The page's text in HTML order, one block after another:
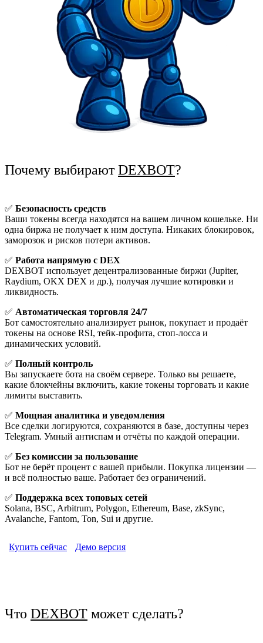
Почему выбираютDEXBOT?
✅ Безопасность средств
Ваши токены всегда находятся на вашем личном кошельке. Ни
одна биржа не получает к ним доступа. Никаких блокировок,
заморозок и рисков потери активов.
✅ Работа напрямую с DEX
DEXBOT использует децентрализованные биржи (Jupiter,
Raydium, OKX DEX и др.), получая лучшие котировки и
ликвидность.
✅ Автоматическая торговля 24/7
Бот самостоятельно анализирует рынок, покупает и продаёт
токены на основе RSI, тейк-профита, стоп-лосса и
динамических условий.
✅ Полный контроль
Вы запускаете бота на своём сервере. Только вы решаете,
какие блокчейны включить, какие токены торговать и какие
лимиты выставить.
✅ Мощная аналитика и уведомления
Все сделки логируются, сохраняются в базе, доступны через
Telegram. Умный антиспам и отчёты по каждой операции.
✅ Без комиссии за пользование
Бот не берёт процент с вашей прибыли. Покупка лицензии —
и всё полностью ваше. Работает без ограничений.
✅ Поддержка всех топовых сетей
Solana, BSC, Arbitrum, Polygon, Ethereum, Base, zkSync,
Avalanche, Fantom, Ton, Sui и другие.
Купить сейчас Демо версия
Что DEXBOT может сделать?